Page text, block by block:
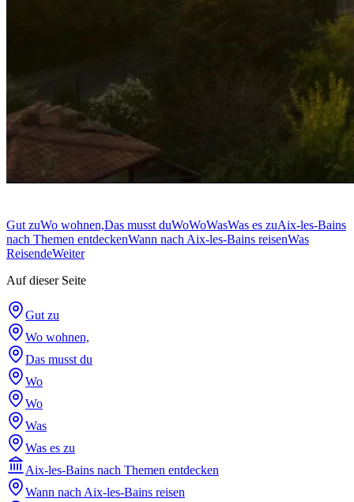
Gut zuWo wohnen,Das musst duWoWoWasWas es zuAix-les-Bains
nach Themen entdeckenWann nach Aix-les-Bains reisenWas
ReisendeWeiter
Auf dieser Seite
Gut zu
Wo wohnen,
Das musst du
Wo
Wo
Was
Was es zu
Aix-les-Bains nach Themen entdecken
Wann nach Aix-les-Bains reisen